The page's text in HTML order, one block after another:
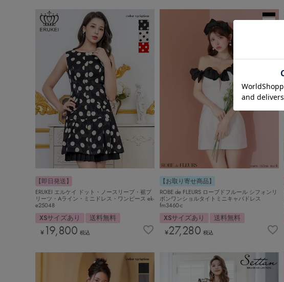
【即日発送】
ERUKEI エルケイ ドット・ノースリーブ・裾プ
リーツ・Aライン・ミニドレス・ワンピース ek-
e25048
XSサイズあり 送料無料
¥ 19,800 税込
【お取り寄せ商品】
ROBE de FLEURS ローブドフルール シフォンリ
ボンワンショルタイトミニキャバドレス
fm3460-c
XSサイズあり 送料無料
¥27,280 税込